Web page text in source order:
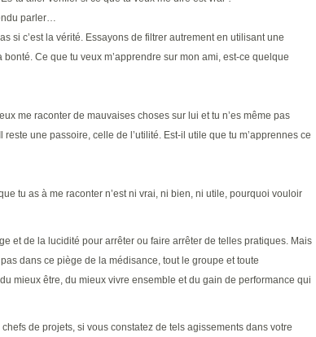
parler…
si c’est la vérité. Essayons de filtrer autrement en utilisant une
Ce que tu veux m’apprendre sur mon ami, est-ce quelque
me raconter de mauvaises choses sur lui et tu n’es même pas
reste une passoire, celle de l’utilité. Est-il utile que tu m’apprennes ce
tu as à me raconter n’est ni vrai, ni bien, ni utile, pourquoi vouloir
et de la lucidité pour arrêter ou faire arrêter de telles pratiques. Mais
dans ce piège de la médisance, tout le groupe et toute
mieux être, du mieux vivre ensemble et du gain de performance qui
de projets, si vous constatez de tels agissements dans votre